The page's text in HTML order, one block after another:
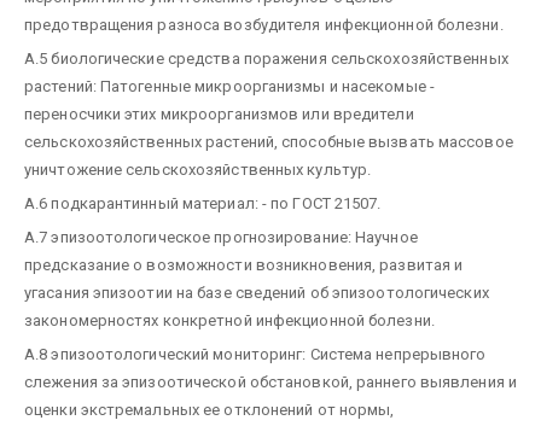
предотвращения разноса возбудителя инфекционной болезни.
А.5 биологические средства поражения сельскохозяйственных
растений: Патогенные микроорганизмы и насекомые -
переносчики этих микроорганизмов или вредители
сельскохозяйственных растений, способные вызвать массовое
уничтожение сельскохозяйственных культур.
А.6 подкарантинный материал: - по ГОСТ 21507.
A.7 эпизоотологическое прогнозирование: Научное
предсказание о возможности возникновения, развитая и
угасания эпизоотии на базе сведений об эпизоотологических
закономерностях конкретной инфекционной болезни.
А.8 эпизоотологический мониторинг: Система непрерывного
слежения за эпизоотической обстановкой, раннего выявления и
оценки экстремальных ее отклонений от нормы,